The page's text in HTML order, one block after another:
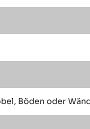
Böden oder